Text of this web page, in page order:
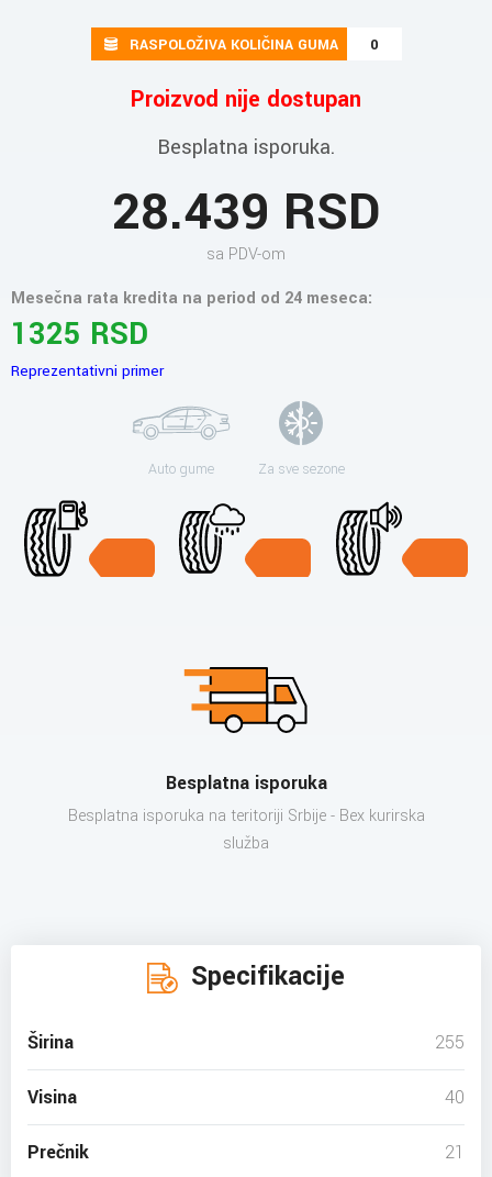
RASPOLOŽIVA KOLIČINA GUMA 0
Proizvod nije dostupan
Besplatna isporuka.
28.439 RSD
sa PDV-om
Mesečna rata kredita na period od 24 meseca:
1325 RSD
Reprezentativni primer
Auto gume Za sve sezone
Besplatna isporuka
Besplatna isporuka na teritoriji Srbije - Bex kurirska
služba
Specifikacije
Širina 255
Visina 40
Prečnik 21